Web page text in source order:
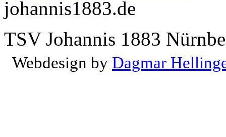
johannis1883.de
TSV Johannis 1883
Webdesign by Dagmar